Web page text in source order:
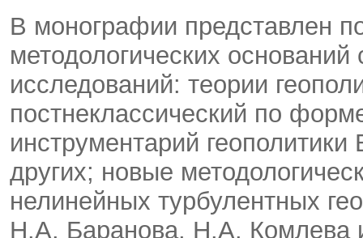
В монографии представлен
методологических
исследований: теории
постнеклассический по
инструментарий
других; новые
нелинейных турбулентных
Н.А. Баранова, Н.А. Комлева